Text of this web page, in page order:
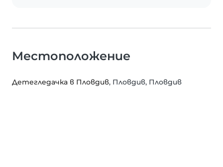
Местоположение
Детегледачка в Пловдив, Пловдив, Пловдив